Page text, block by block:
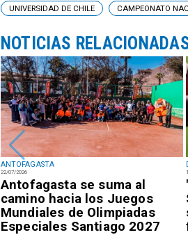
ANTOFAGASTA
22/07/2026
Antofagasta se suma al
camino hacia los Juegos
Mundiales de Olimpiadas
Especiales Santiago 2027
UNIVERSIDAD DE CHILE CAMPEONATO
NOTICIAS